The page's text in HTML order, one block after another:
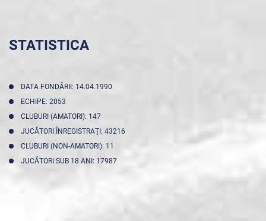
STATISTICA
DATA FONDĂRII: 14.04.1990
ECHIPE: 2053
CLUBURI (AMATORI): 147
JUCĂTORI ÎNREGISTRAŢI: 43216
CLUBURI (NON-AMATORI): 11
JUCĂTORI SUB 18 ANI: 17987